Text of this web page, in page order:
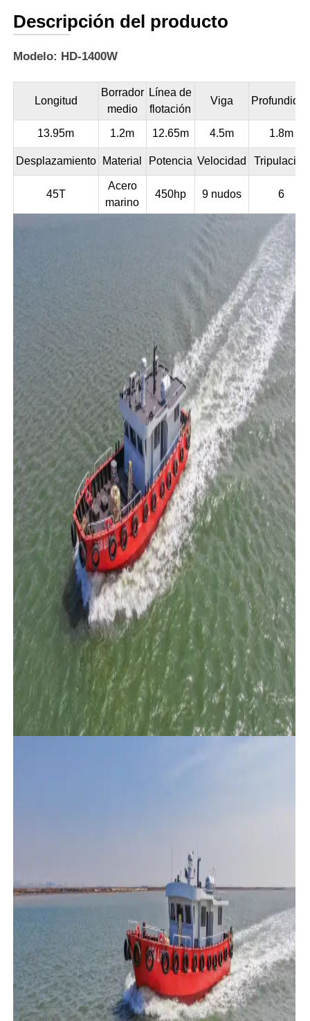
Descripción del producto
Modelo: HD-1400W
Longitud
Borrador
medio
Línea de
flotación
Viga
13.95m 1.2m 12.65m 4.5m 1.8m
Desplazamiento Material Potencia Velocidad Tripulación
45T
Acero
marino
450hp 9 nudos 6